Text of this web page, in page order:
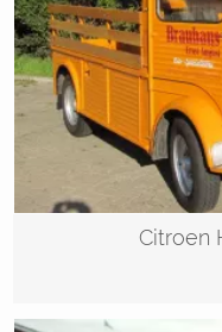
Citroen